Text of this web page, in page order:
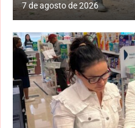
7 de agosto de 2026